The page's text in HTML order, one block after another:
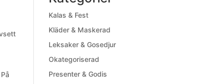
Kalas & Fest
Kläder & Maskerad
Leksaker & Gosedjur
Okategoriserad
Presenter & Godis